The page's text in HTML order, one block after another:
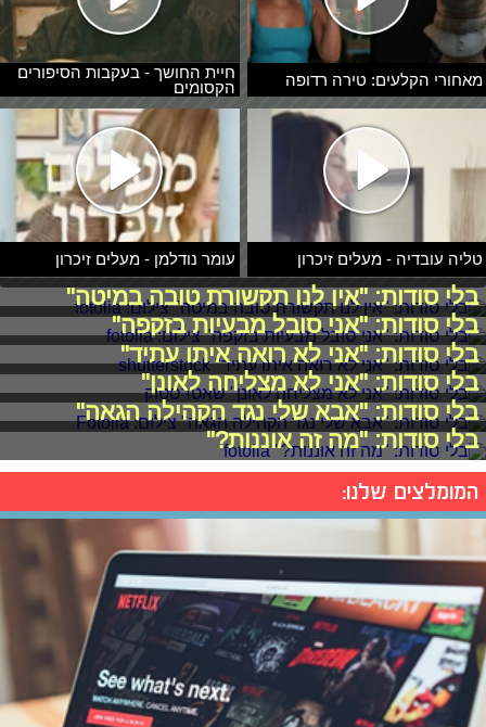
מאחורי הקלעים: טירה רדופה
חיית החושך - בעקבות הסיפורים
הקסומים
טליה עובדיה - מעלים זיכרון עומר נודלמן - מעלים זיכרון
בלי סודות: "אין לנו תקשורת טובה במיטה"
בלי סודות: "אני סובל מבעיות בזקפה"
בלי סודות: "אני לא רואה איתו עתיד"
בלי סודות: "אני לא מצליחה לאונן"
בלי סודות: "אבא שלי נגד הקהילה הגאה"
בלי סודות: "מה זה אוננות?"
המומלצים שלנו: